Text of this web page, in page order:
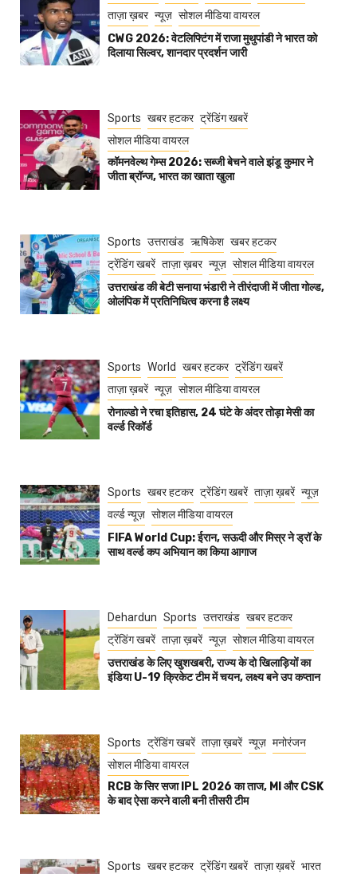
ताज़ा ख़बर न्यूज़ सोशल मीडिया वायरल
CWG 2026: वेटलिफ्टिंग में राजा मुथुपांडी ने भारत को
दिलाया सिल्वर, शानदार प्रदर्शन जारी
Sports खबर हटकर ट्रेंडिंग खबरें
सोशल मीडिया वायरल
कॉमनवेल्थ गेम्स 2026: सब्जी बेचने वाले झंडू कुमार ने
जीता ब्रॉन्ज, भारत का खाता खुला
Sports उत्तराखंड ऋषिकेश खबर हटकर
ट्रेंडिंग खबरें ताज़ा ख़बर न्यूज़ सोशल मीडिया वायरल
उत्तराखंड की बेटी सनाया भंडारी ने तीरंदाजी में जीता गोल्ड,
ओलंपिक में प्रतिनिधित्व करना है लक्ष्य
Sports World खबर हटकर ट्रेंडिंग खबरें
ताज़ा ख़बरें न्यूज़ सोशल मीडिया वायरल
रोनाल्डो ने रचा इतिहास, 24 घंटे के अंदर तोड़ा मेसी का
वर्ल्ड रिकॉर्ड
Sports खबर हटकर ट्रेंडिंग खबरें ताज़ा ख़बरें न्यूज़
वर्ल्ड न्यूज़ सोशल मीडिया वायरल
FIFA World Cup: ईरान, सऊदी और मिस्र ने ड्रॉ के
साथ वर्ल्ड कप अभियान का किया आगाज
Dehardun Sports उत्तराखंड खबर हटकर
ट्रेंडिंग खबरें ताज़ा ख़बरें न्यूज़ सोशल मीडिया वायरल
उत्तराखंड के लिए खुशखबरी, राज्य के दो खिलाड़ियों का
इंडिया U-19 क्रिकेट टीम में चयन, लक्ष्य बने उप कप्तान
Sports ट्रेंडिंग खबरें ताज़ा ख़बरें न्यूज़ मनोरंजन
सोशल मीडिया वायरल
RCB के सिर सजा IPL 2026 का ताज, MI और CSK
के बाद ऐसा करने वाली बनी तीसरी टीम
Sports खबर हटकर ट्रेंडिंग खबरें ताज़ा ख़बरें भारत